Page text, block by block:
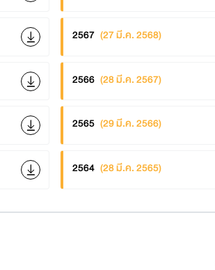
2567 (27 มี.ค. 2568)
2566 (28 มี.ค. 2567)
2565 (29 มี.ค. 2566)
2564 (28 มี.ค. 2565)